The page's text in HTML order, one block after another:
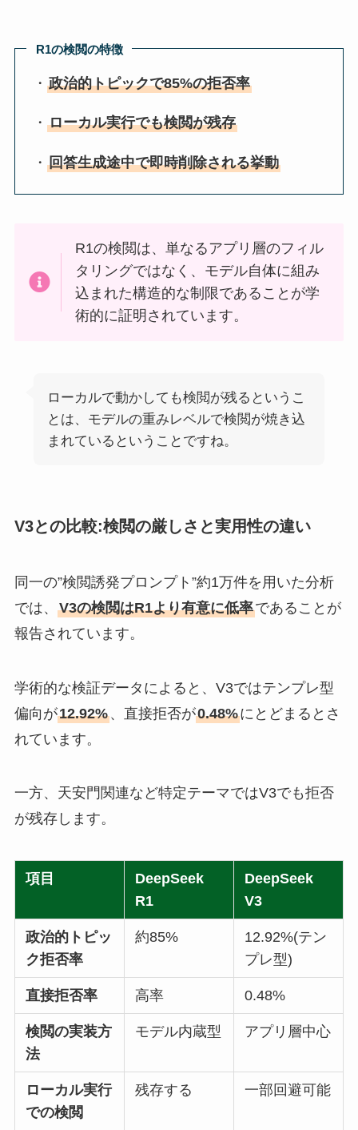
R1の検閲の特徴
・政治的トピックで85%の拒否率
・ローカル実行でも検閲が残存
・回答生成途中で即時削除される挙動
R1の検閲は、単なるアプリ層のフィル
タリングではなく、モデル自体に組み
込まれた構造的な制限であることが学
術的に証明されています。
ローカルで動かしても検閲が残るというこ
とは、モデルの重みレベルで検閲が焼き込
まれているということですね。
V3との比較:検閲の厳しさと実用性の違い
同一の”検閲誘発プロンプト”約1万件を用いた分析
では、 V3の検閲はR1より有意に低率であることが
報告されています。
学術的な検証データによると、V3ではテンプレ型
偏向が12.92%、直接拒否が0.48%にとどまるとさ
れています。
一方、天安門関連など特定テーマではV3でも拒否
が残存します。
項目
DeepSeek
R1
DeepSeek
V3
政治的トピッ
ク拒否率
約85%
12.92%(テン
プレ型)
直接拒否率 高率 0.48%
検閲の実装方
法
モデル内蔵型 アプリ層中心
ローカル実行
での検閲
残存する 一部回避可能